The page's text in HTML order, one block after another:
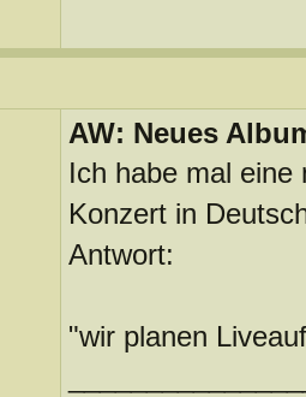
AW: Neues
Ich habe mal eine
Konzert in
Antwort:
"wir planen